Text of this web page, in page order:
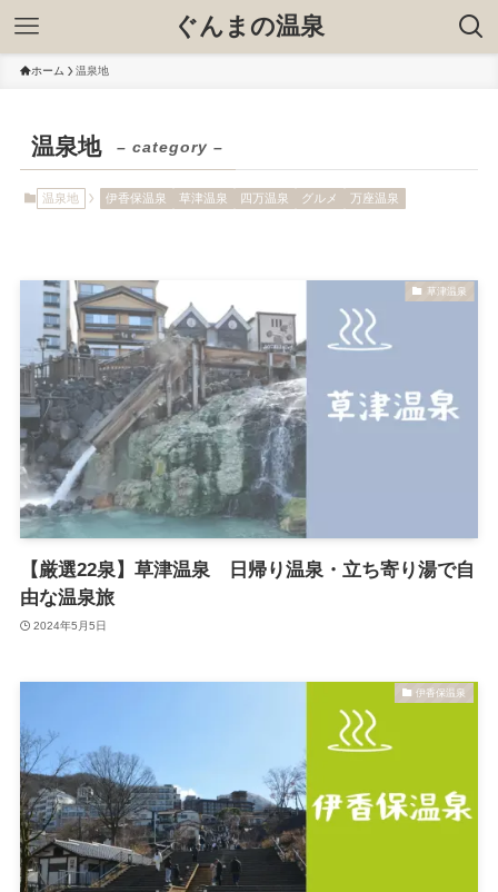
ぐんまの温泉
ホーム 温泉地
温泉地 – category –
温泉地 伊香保温泉 草津温泉 四万温泉 グルメ 万座温泉
草津温泉
【厳選22泉】草津温泉 日帰り温泉・立ち寄り湯で自
由な温泉旅
2024年5月5日
伊香保温泉